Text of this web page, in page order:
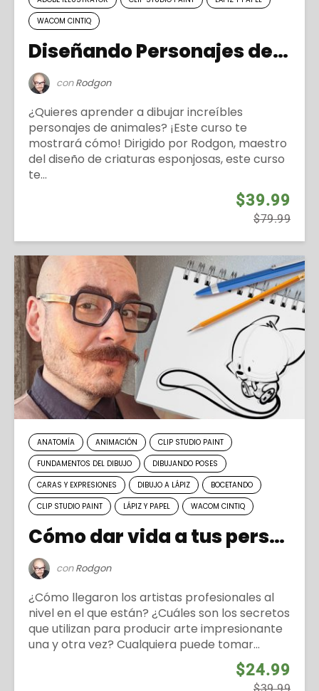
WACOM CINTIQ
Diseñando Personajes de Animales Divertidos
conRodgon
¿Quieres aprender a dibujar increíbles
personajes de animales? ¡Este curso te
mostrará cómo! Dirigido por Rodgon, maestro
del diseño de criaturas esponjosas, este curso
te...
$39.99
$79.99
ANATOMÍA ANIMACIÓN
CLIP STUDIO PAINT
FUNDAMENTOS DEL DIBUJO
DIBUJANDO POSES
CARAS Y EXPRESIONES
DIBUJO A LÁPIZ
BOCETANDO
CLIP STUDIO PAINT
LÁPIZ Y PAPEL WACOM CINTIQ
Cómo dar vida a tus personajes
conRodgon
¿Cómo llegaron los artistas profesionales al
nivel en el que están? ¿Cuáles son los secretos
que utilizan para producir arte impresionante
una y otra vez? Cualquiera puede tomar...
$24.99